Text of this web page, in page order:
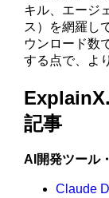
キル、エージ
ス）を網羅し
ウンロード数
する点で、よ
記事
AI開発ツール
Claude